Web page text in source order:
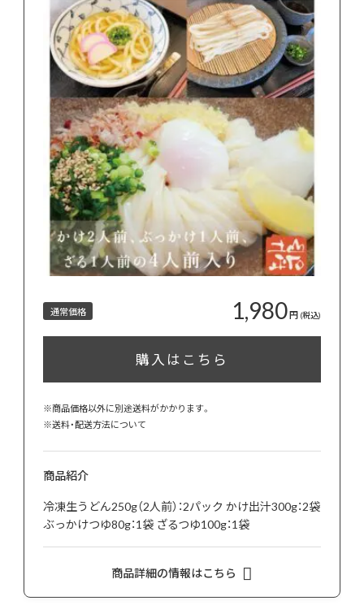
通常価格 1,980円 (税込)
購入はこちら
※商品価格以外に別途送料がかかります。
※送料・配送方法について
商品紹介
冷凍生うどん250g（2人前）：2パック かけ出汁300g：2袋
ぶっかけつゆ80g：1袋 ざるつゆ100g：1袋
商品詳細の情報はこちら